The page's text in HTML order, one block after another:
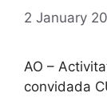
2 January
AO –
convidada